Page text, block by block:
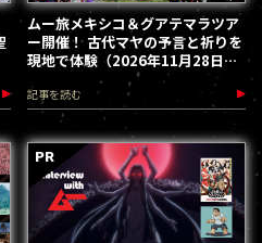
ムー旅メキシコ＆グアテマラツア
ー開催！ 古代マヤの予言と祈りを
現地で体験（2026年11月28日～
記事を読む